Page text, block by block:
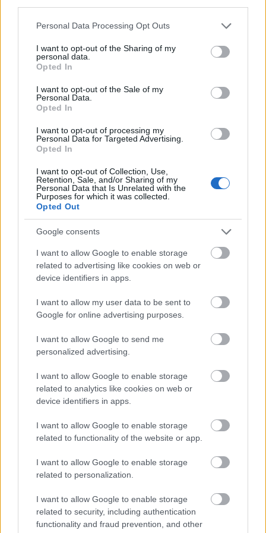
Please note that this website/app uses one or more Google
not limited to your visit or usage behaviour. You may click to
grant or deny consent to Google and its third-party tags to
use your data for below specified purposes in below Google
consent section.
Personal Data Processing Opt Outs
I want to opt-out of the Sharing of my
personal data.
Opted In
I want to opt-out of the Sale of my
Personal Data.
Opted In
I want to opt-out of processing my
Personal Data for Targeted Advertising.
Opted In
I want to opt-out of Collection, Use,
Retention, Sale, and/or Sharing of my
Personal Data that Is Unrelated with the
Purposes for which it was collected.
Opted Out
Google consents
I want to allow Google to enable storage
related to advertising like cookies on web or
device identifiers in apps.
I want to allow my user data to be sent to
Google for online advertising purposes.
I want to allow Google to send me
personalized advertising.
I want to allow Google to enable storage
related to analytics like cookies on web or
device identifiers in apps.
I want to allow Google to enable storage
related to functionality of the website or app.
I want to allow Google to enable storage
related to personalization.
I want to allow Google to enable storage
related to security, including authentication
functionality and fraud prevention, and other
Hozzávalók három adag öregedésgátló
turmixhoz:
• másfél csésze jéghideg szűrt víz
• 5 csésze salátalevél
• 2 szárzeller
• 1 alma
• 1 körte
• egy teáskanál friss citromlé
• fél csésze friss korianderlevél
• fél csésze petrezselyemzöld